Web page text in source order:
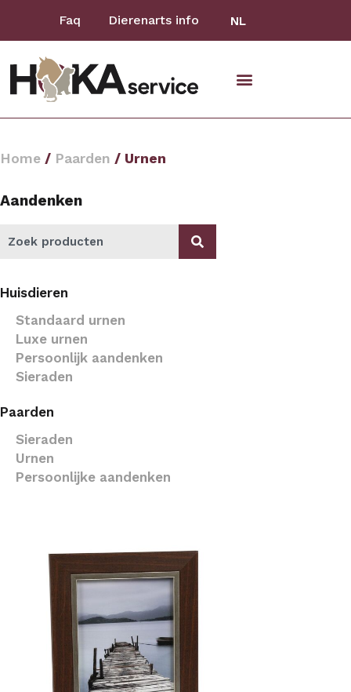
Faq Dierenarts info NL
Home / Paarden / Urnen
Aandenken
Huisdieren
Standaard urnen
Luxe urnen
Persoonlijk aandenken
Sieraden
Paarden
Sieraden
Urnen
Persoonlijke aandenken